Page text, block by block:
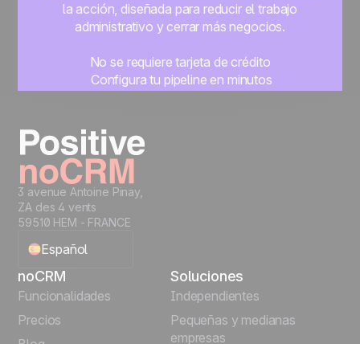
la acción, diseñada para reducir el trabajo
administrativo y cerrar más negocios.
No se requiere tarjeta de crédito
Configura tu pipeline en minutos
3 avenue Antoine Pinay,
ZA des 4 vents
59510 HEM - FRANCE
Español
English
noCRM
Funcionalidades
Precios
Soluciones
Independientes
Pequeñas y medianas
empresas